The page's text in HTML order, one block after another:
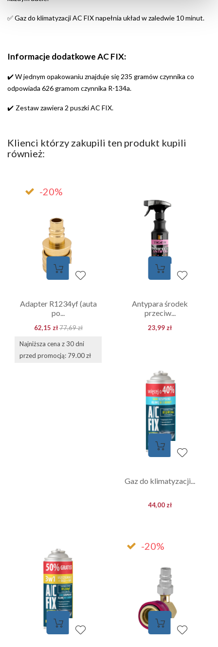
✅Gaz do klimatyzacji AC FIX napełnia układ w zaledwie 10 minut.
Informacje dodatkowe AC FIX:
✔️W jednym opakowaniu znajduje się 235 gramów czynnika co
odpowiada 626 gramom czynnika R-134a.
✔️ Zestaw zawiera 2 puszki AC FIX.
Klienci którzy zakupili ten produkt kupili
również:
Adapter R1234yf (auta
po...
62,15 zł77,69 zł
Najniższa cena z 30 dni
przed promocją: 79.00 zł
-20%
Antypara środek
przeciw...
23,99 zł
Gaz do klimatyzacji...
44,00 zł
-20%